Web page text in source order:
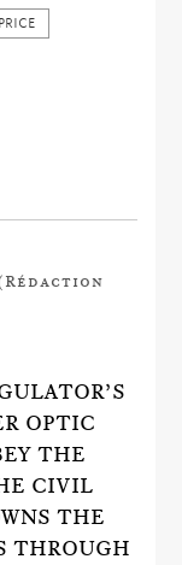
PRICE
OPTIC
THE
CIVIL
THE
THROUGH